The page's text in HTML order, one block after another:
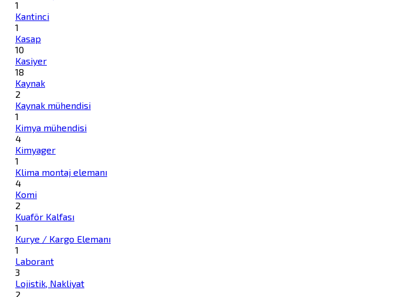
1
Kantinci
1
Kasap
10
Kasiyer
18
Kaynak
2
Kaynak mühendisi
1
Kimya mühendisi
4
Kimyager
1
Klima montaj elemanı
4
Komi
2
Kuaför Kalfası
1
Kurye / Kargo Elemanı
1
Laborant
3
Lojistik, Nakliyat
2